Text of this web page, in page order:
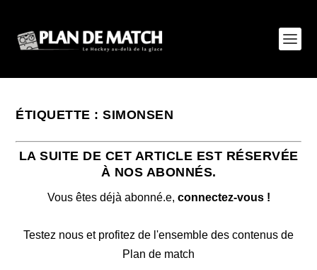
ÉTIQUETTE :SIMONSEN
LA SUITE DE CET ARTICLE EST RÉSERVÉE
À NOS ABONNÉS.
Vous êtes déjà abonné.e, connectez-vous !
Testez nous et profitez de l'ensemble des contenus de
Plan de match